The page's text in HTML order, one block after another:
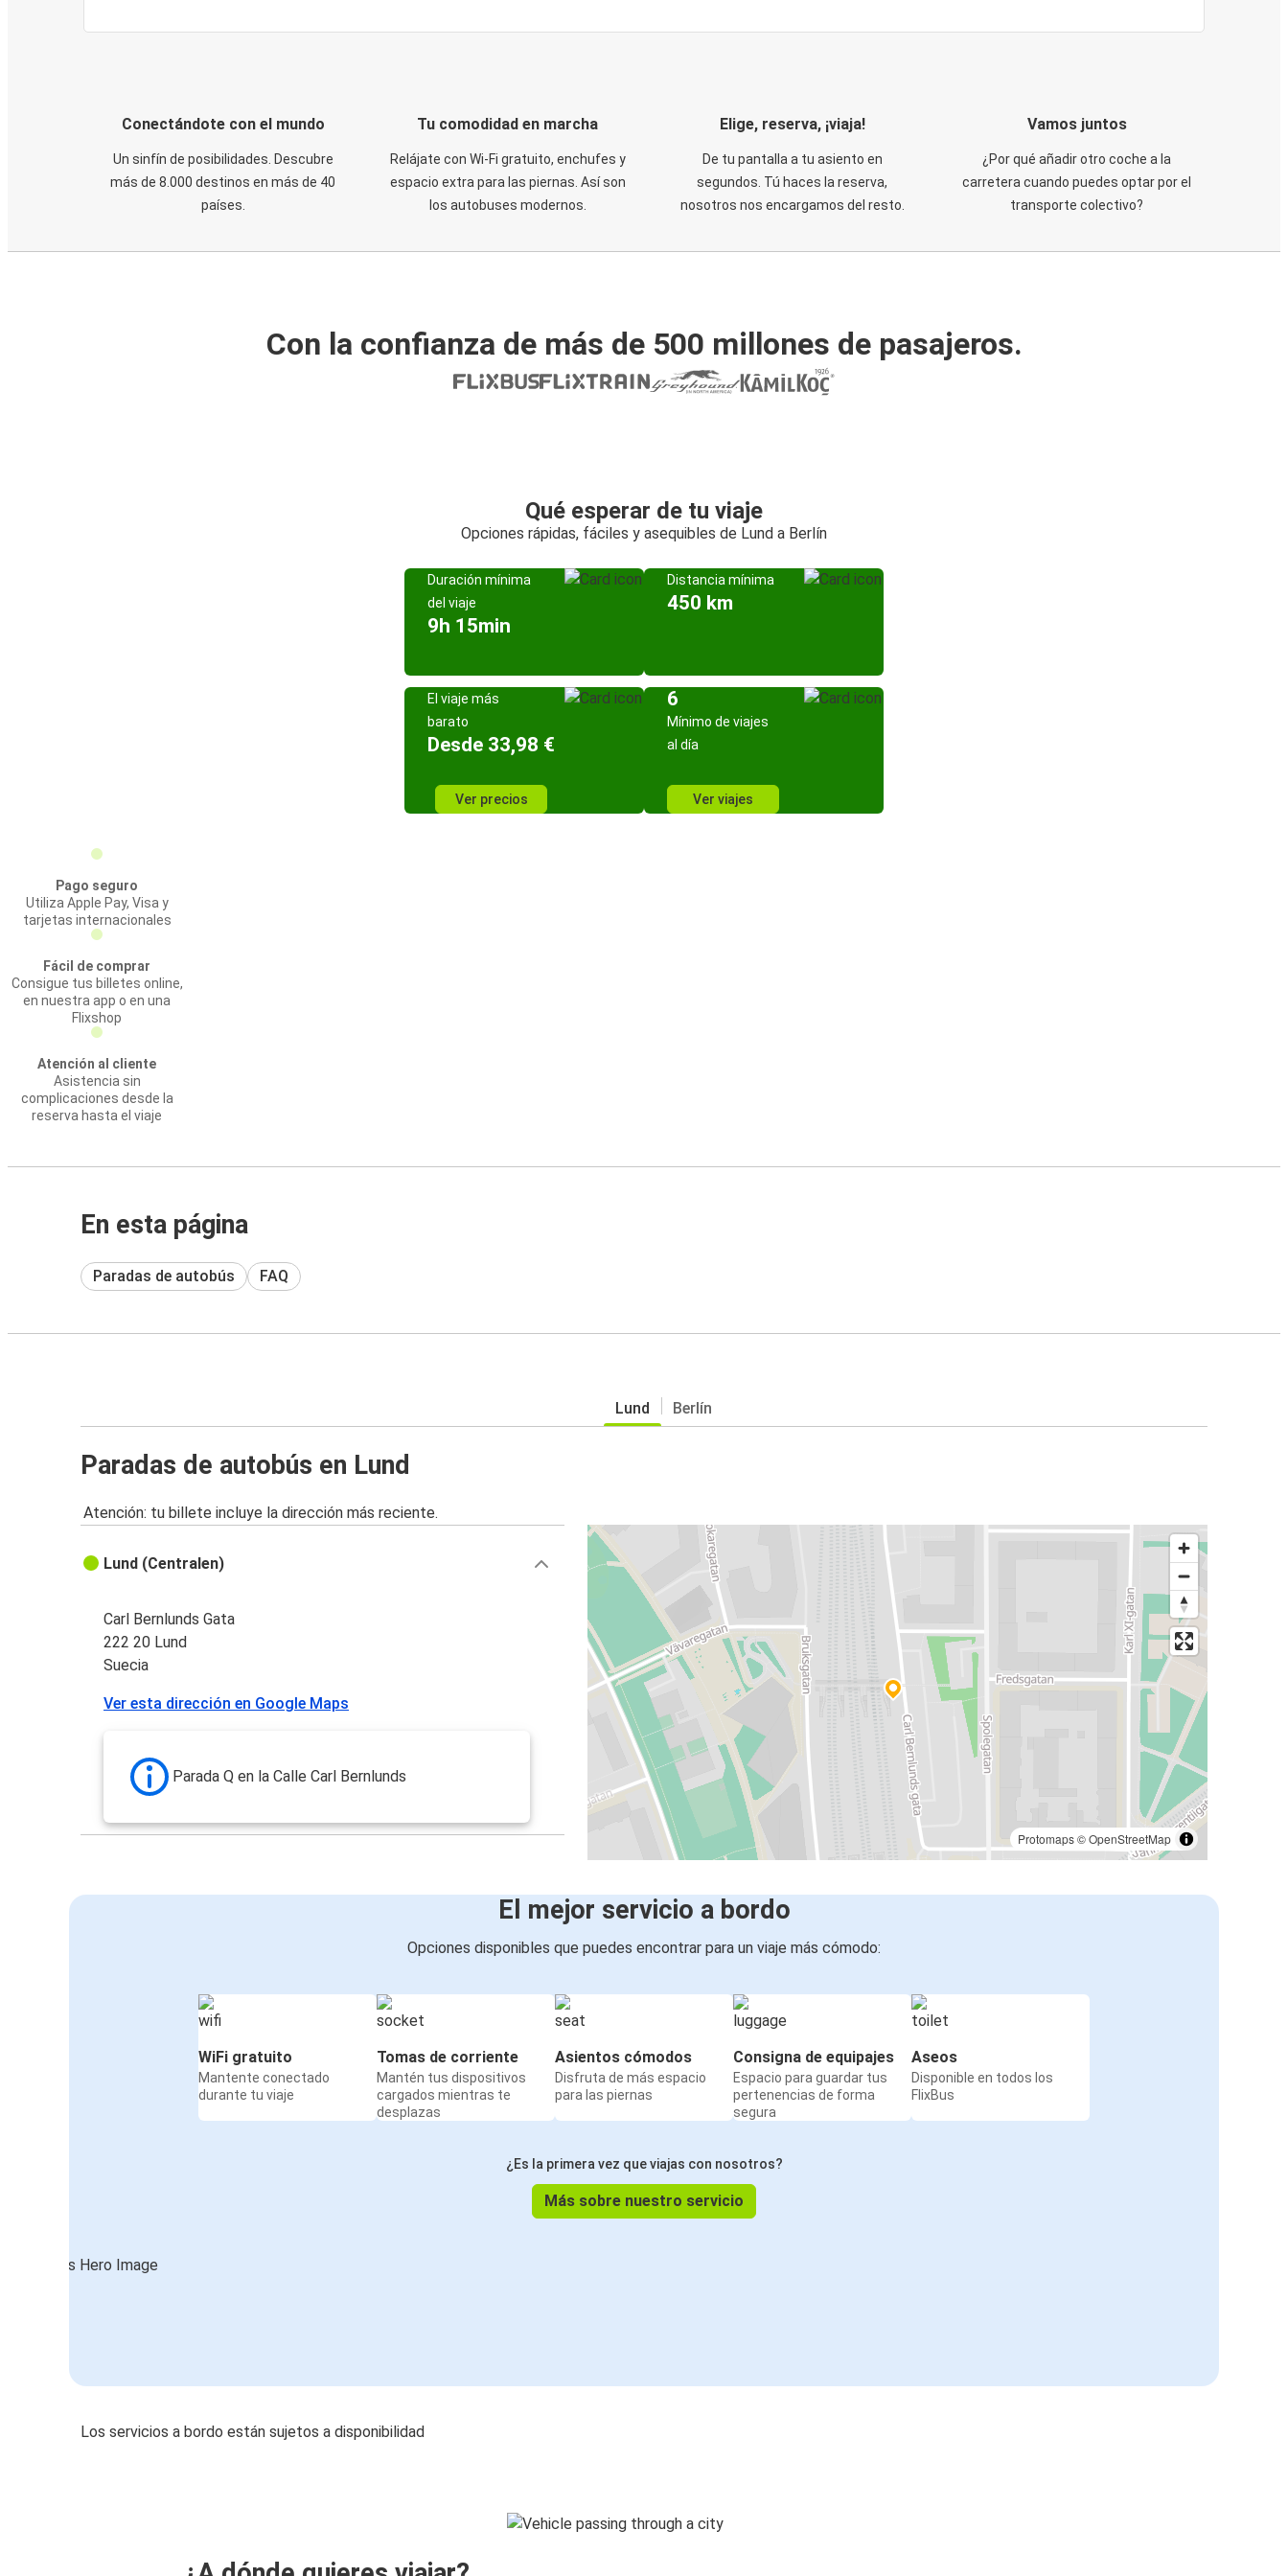
Conectándote con el mundo
Un sinfín de posibilidades. Descubre
más de 8.000 destinos en más de 40
países.
Tu comodidad en marcha
Relájate con Wi-Fi gratuito, enchufes y
espacio extra para las piernas. Así son
los autobuses modernos.
Elige, reserva, ¡viaja!
De tu pantalla a tu asiento en
segundos. Tú haces la reserva,
nosotros nos encargamos del resto.
Vamos juntos
¿Por qué añadir otro coche a la
carretera cuando puedes optar por el
transporte colectivo?
Con la confianza de más de 500 millones de pasajeros.
Qué esperar de tu viaje
Opciones rápidas, fáciles y asequibles de Lund a Berlín
Duración mínima
del viaje
9h 15min
Distancia mínima
450 km
El viaje más
barato
Desde 33,98 €
Ver precios
6
Mínimo de viajes
al día
Ver viajes
Pago seguro
Utiliza Apple Pay, Visa y
tarjetas internacionales
Fácil de comprar
Consigue tus billetes online,
en nuestra app o en una
Flixshop
Atención al cliente
Asistencia sin
complicaciones desde la
reserva hasta el viaje
En esta página
Paradas de autobús FAQ
Lund Berlín
Paradas de autobús en Lund
Atención: tu billete incluye la dirección más reciente.
Protomaps©OpenStreetMap
Lund (Centralen)
Carl Bernlunds Gata
222 20 Lund
Suecia
Ver esta dirección en Google Maps
Parada Q en la Calle Carl Bernlunds
El mejor servicio a bordo
Opciones disponibles que puedes encontrar para un viaje más cómodo:
WiFi gratuito
Mantente conectado
durante tu viaje
Tomas de corriente
Mantén tus dispositivos
cargados mientras te
desplazas
Asientos cómodos
Disfruta de más espacio
para las piernas
Consigna de equipajes
Espacio para guardar tus
pertenencias de forma
segura
Aseos
Disponible en todos los
FlixBus
¿Es la primera vez que viajas con nosotros?
Más sobre nuestro servicio
Los servicios a bordo están sujetos a disponibilidad